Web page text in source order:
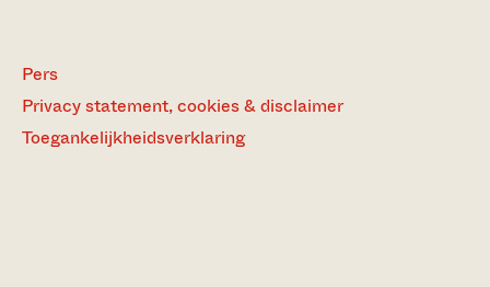
Pers
Privacy statement, cookies & disclaimer
Toegankelijkheidsverklaring